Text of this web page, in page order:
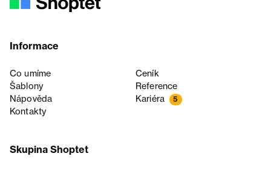
Informace
Co umíme
Ceník
Šablony
Reference
Nápověda
Kariéra 5
Kontakty
Skupina Shoptet